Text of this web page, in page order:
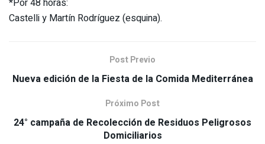
*Por 48 horas:
Castelli y Martín Rodríguez (esquina).
Post Previo
Nueva edición de la Fiesta de la Comida Mediterránea
Próximo Post
24° campaña de Recolección de Residuos Peligrosos
Domiciliarios